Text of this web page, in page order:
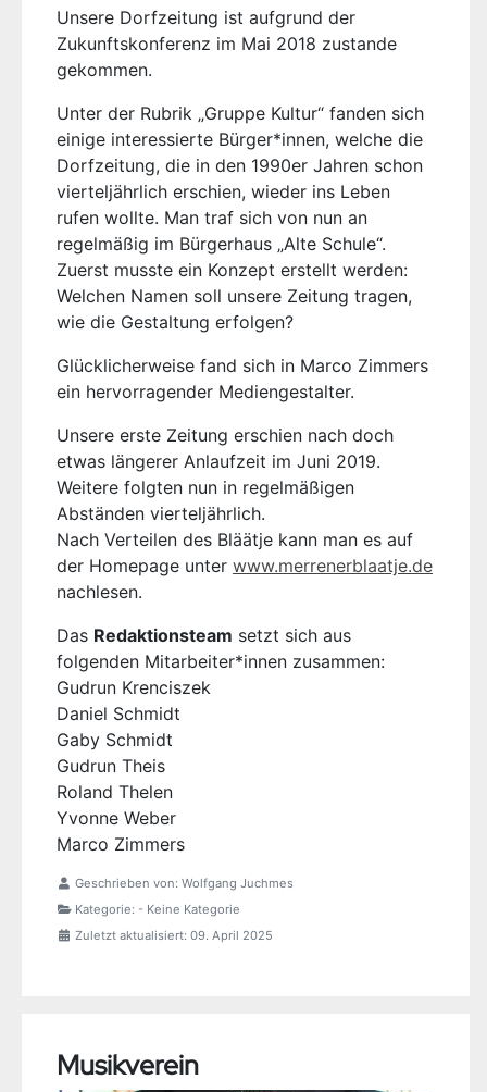
Unsere Dorfzeitung ist aufgrund der
Zukunftskonferenz im Mai 2018 zustande
gekommen.
Unter der Rubrik „Gruppe Kultur“ fanden sich
einige interessierte Bürger*innen, welche die
Dorfzeitung, die in den 1990er Jahren schon
vierteljährlich erschien, wieder ins Leben
rufen wollte. Man traf sich von nun an
regelmäßig im Bürgerhaus „Alte Schule“.
Zuerst musste ein Konzept erstellt werden:
Welchen Namen soll unsere Zeitung tragen,
wie die Gestaltung erfolgen?
Glücklicherweise fand sich in Marco Zimmers
ein hervorragender Mediengestalter.
Unsere erste Zeitung erschien nach doch
etwas längerer Anlaufzeit im Juni 2019.
Weitere folgten nun in regelmäßigen
Abständen vierteljährlich.
Nach Verteilen des Bläätje kann man es auf
der Homepage unter www.merrenerblaatje.de
nachlesen.
Das Redaktionsteam setzt sich aus
folgenden Mitarbeiter*innen zusammen:
Gudrun Krenciszek
Daniel Schmidt
Gaby Schmidt
Gudrun Theis
Roland Thelen
Yvonne Weber
Marco Zimmers
Geschrieben von: Wolfgang Juchmes
Kategorie: - Keine Kategorie
Zuletzt aktualisiert: 09. April 2025
Musikverein